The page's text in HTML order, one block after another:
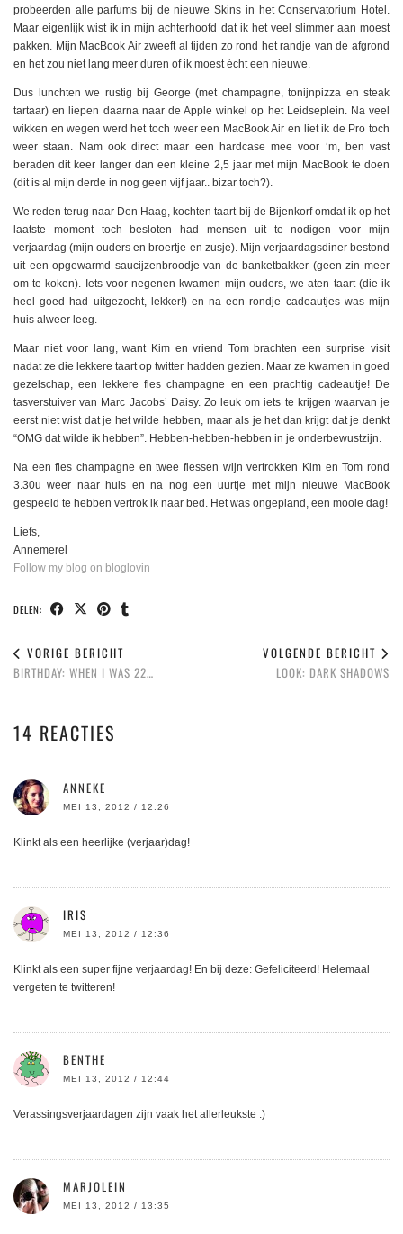
probeerden alle parfums bij de nieuwe Skins in het Conservatorium Hotel.
Maar eigenlijk wist ik in mijn achterhoofd dat ik het veel slimmer aan moest
pakken. Mijn MacBook Air zweeft al tijden zo rond het randje van de afgrond
en het zou niet lang meer duren of ik moest écht een nieuwe.
Dus lunchten we rustig bij George (met champagne, tonijnpizza en steak
tartaar) en liepen daarna naar de Apple winkel op het Leidseplein. Na veel
wikken en wegen werd het toch weer een MacBook Air en liet ik de Pro toch
weer staan. Nam ook direct maar een hardcase mee voor ‘m, ben vast
beraden dit keer langer dan een kleine 2,5 jaar met mijn MacBook te doen
(dit is al mijn derde in nog geen vijf jaar.. bizar toch?).
We reden terug naar Den Haag, kochten taart bij de Bijenkorf omdat ik op het
laatste moment toch besloten had mensen uit te nodigen voor mijn
verjaardag (mijn ouders en broertje en zusje). Mijn verjaardagsdiner bestond
uit een opgewarmd saucijzenbroodje van de banketbakker (geen zin meer
om te koken). Iets voor negenen kwamen mijn ouders, we aten taart (die ik
heel goed had uitgezocht, lekker!) en na een rondje cadeautjes was mijn
huis alweer leeg.
Maar niet voor lang, want Kim en vriend Tom brachten een surprise visit
nadat ze die lekkere taart op twitter hadden gezien. Maar ze kwamen in goed
gezelschap, een lekkere fles champagne en een prachtig cadeautje! De
tasverstuiver van Marc Jacobs’ Daisy. Zo leuk om iets te krijgen waarvan je
eerst niet wist dat je het wilde hebben, maar als je het dan krijgt dat je denkt
“OMG dat wilde ik hebben”. Hebben-hebben-hebben in je onderbewustzijn.
Na een fles champagne en twee flessen wijn vertrokken Kim en Tom rond
3.30u weer naar huis en na nog een uurtje met mijn nieuwe MacBook
gespeeld te hebben vertrok ik naar bed. Het was ongepland, een mooie dag!
Liefs,
Annemerel
Follow my blog on bloglovin
DELEN:
VORIGE BERICHT
BIRTHDAY: WHEN I WAS 22…
VOLGENDE BERICHT
LOOK: DARK SHADOWS
14 REACTIES
ANNEKE
MEI 13, 2012 / 12:26
Klinkt als een heerlijke (verjaar)dag!
IRIS
MEI 13, 2012 / 12:36
Klinkt als een super fijne verjaardag! En bij deze: Gefeliciteerd! Helemaal
vergeten te twitteren!
BENTHE
MEI 13, 2012 / 12:44
Verassingsverjaardagen zijn vaak het allerleukste :)
MARJOLEIN
MEI 13, 2012 / 13:35